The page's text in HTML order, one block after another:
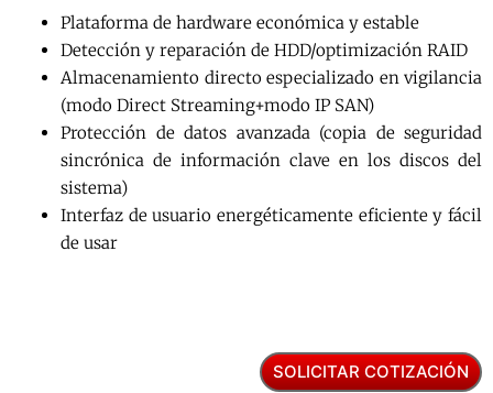
Plataforma de hardware económica y estable
Detección y reparación de HDD/optimización RAID
Almacenamiento directo especializado en vigilancia
(modo Direct Streaming+modo IP SAN)
Protección de datos avanzada (copia de seguridad
sincrónica de información clave en los discos del
sistema)
Interfaz de usuario energéticamente eficiente y fácil
de usar
SOLICITAR COTIZACIÓN